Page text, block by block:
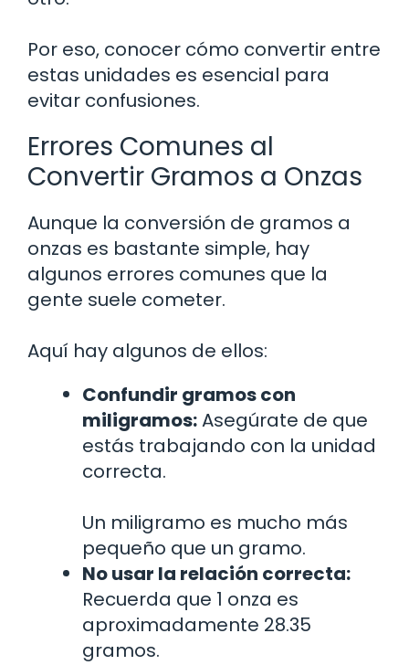
Por eso, conocer cómo convertir entre
estas unidades es esencial para
evitar confusiones.
Errores Comunes al
Convertir Gramos a Onzas
Aunque la conversión de gramos a
onzas es bastante simple, hay
algunos errores comunes que la
gente suele cometer.
Aquí hay algunos de ellos:
Confundir gramos con
miligramos:Asegúrate de que
estás trabajando con la unidad
correcta.
Un miligramo es mucho más
pequeño que un gramo.
No usar la relación correcta:
Recuerda que 1 onza es
aproximadamente 28.35
gramos.